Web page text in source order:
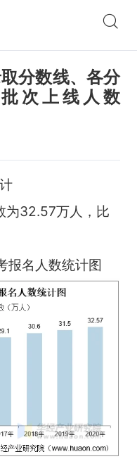
分数线、各分
次上线人数
为32.57万人，比
名人数统计图